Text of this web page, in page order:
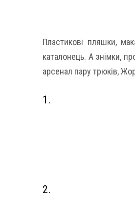
Пластикові пляшки,
каталонець. А знімки,
арсенал пару трюків,
1.
2.